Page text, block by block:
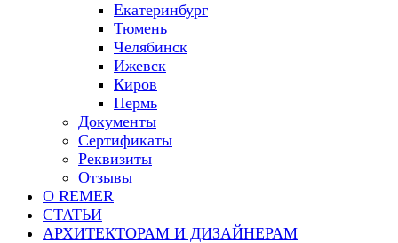
Екатеринбург
Тюмень
Челябинск
Ижевск
Киров
Пермь
Документы
Сертификаты
Реквизиты
Отзывы
О REMER
СТАТЬИ
АРХИТЕКТОРАМ И ДИЗАЙНЕРАМ